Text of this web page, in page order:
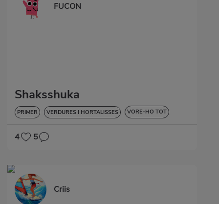
FUCON
Shaksshuka
PRIMER VERDURES I HORTALISSES VORE-HO TOT
4 5
Criis